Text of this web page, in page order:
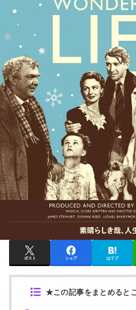
ポスト シェア はてブ
★この記事をまとめると